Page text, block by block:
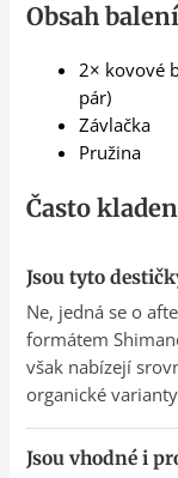
Obsah balení
2× kovové
pár)
Závlačka
Pružina
Často
Jsou tyto
Ne, jedná se o
formátem
však nabízejí
organické
Jsou vhodné i